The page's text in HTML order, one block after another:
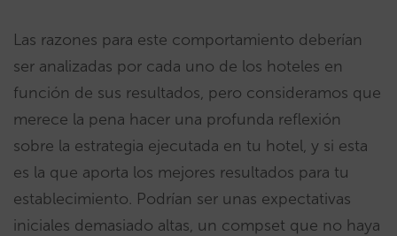
Las razones para este comportamiento deberían
ser analizadas por cada uno de los hoteles en
función de sus resultados, pero consideramos que
merece la pena hacer una profunda reflexión
sobre la estrategia ejecutada en tu hotel, y si esta
es la que aporta los mejores resultados para tu
establecimiento. Podrían ser unas expectativas
iniciales demasiado altas, un compset que no haya